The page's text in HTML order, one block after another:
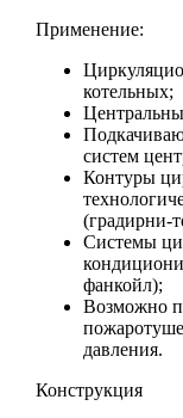
Применение:
котельных;
систем
Контуры
(градирни-
Системы
фанкойл);
Возможно
давления.
Конструкция